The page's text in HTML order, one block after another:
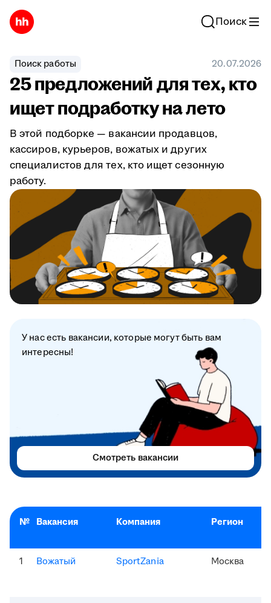
Поиск
Поиск работы 20.07.2026
25 предложений для тех, кто
ищет подработку на лето
В этой подборке — вакансии продавцов,
кассиров, курьеров, вожатых и других
специалистов для тех, кто ищет сезонную
работу.
№ Вакансия Компания Регион
1 Вожатый SportZania Москва
У нас есть вакансии, которые могут быть вам
интересны!
Смотреть вакансии